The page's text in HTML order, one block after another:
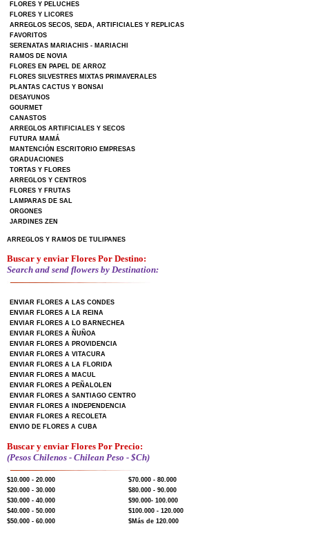
FLORES Y PELUCHES
FLORES Y LICORES
ARREGLOS SECOS, SEDA, ARTIFICIALES Y REPLICAS
FAVORITOS
SERENATAS MARIACHIS - MARIACHI
RAMOS DE NOVIA
FLORES EN PAPEL DE ARROZ
FLORES SILVESTRES MIXTAS PRIMAVERALES
PLANTAS CACTUS Y BONSAI
DESAYUNOS
GOURMET
CANASTOS
ARREGLOS ARTIFICIALES Y SECOS
FUTURA MAMÁ
MANTENCIÓN ESCRITORIO EMPRESAS
GRADUACIONES
TORTAS Y FLORES
ARREGLOS Y CENTROS
FLORES Y FRUTAS
LAMPARAS DE SAL
ORGONES
JARDINES ZEN
ARREGLOS Y RAMOS DE TULIPANES
Buscar y enviar Flores Por Destino:
Search and send flowers by Destination:
ENVIAR FLORES A LAS CONDES
ENVIAR FLORES A LA REINA
ENVIAR FLORES A LO BARNECHEA
ENVIAR FLORES A ÑUÑOA
ENVIAR FLORES A PROVIDENCIA
ENVIAR FLORES A VITACURA
ENVIAR FLORES A LA FLORIDA
ENVIAR FLORES A MACUL
ENVIAR FLORES A PEÑALOLEN
ENVIAR FLORES A SANTIAGO CENTRO
ENVIAR FLORES A INDEPENDENCIA
ENVIAR FLORES A RECOLETA
ENVIO DE FLORES A CUBA
Buscar y enviar Flores Por Precio:
(Pesos Chilenos - Chilean Peso - $Ch)
$10.000 - 20.000
$70.000 - 80.000
$20.000 - 30.000
$80.000 - 90.000
$30.000 - 40.000
$90.000- 100.000
$40.000 - 50.000
$100.000 - 120.000
$50.000 - 60.000
$Más de 120.000